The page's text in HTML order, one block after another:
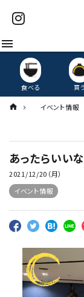
menu
食べる 買う
イベント情報
あったらいい
2021/12/20（月）
イベント情報